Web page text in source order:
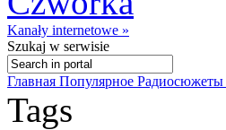
Kanały internetowe »
Szukaj w serwisie
Главная Популярное Радиосюжеты
Tags